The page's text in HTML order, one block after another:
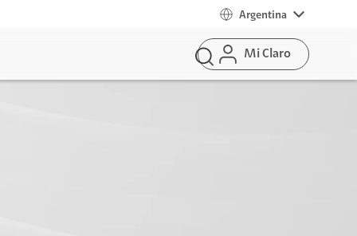
Argentina
Mi Claro